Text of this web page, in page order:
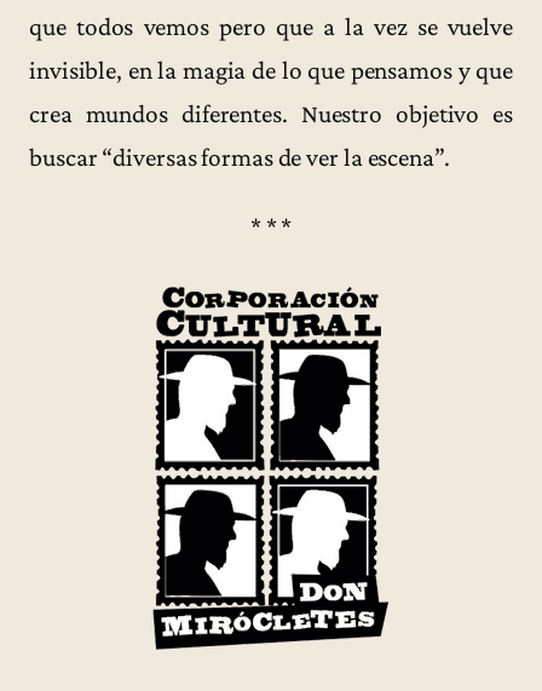
que todos vemos pero que a la vez se vuelve
invisible, en la magia de lo que pensamos y que
crea mundos diferentes. Nuestro objetivo es
buscar “diversas formas de ver la escena”.
* * *